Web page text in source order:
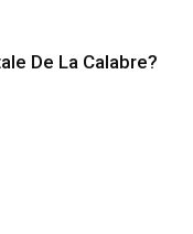
De La Calabre?